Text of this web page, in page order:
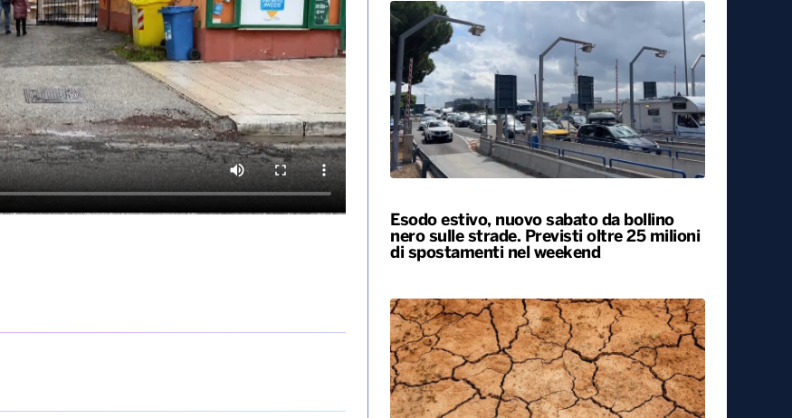
Esodo estivo, nuovo sabato da bollino
nero sulle strade. Previsti oltre 25 milioni
di spostamenti nel weekend